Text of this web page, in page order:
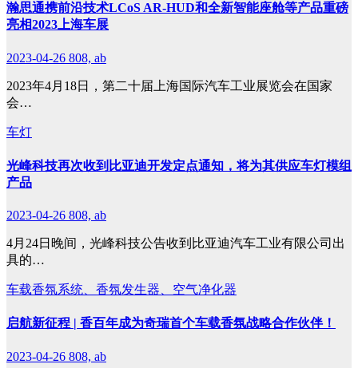
瀚思通携前沿技术LCoS AR-HUD和全新智能座舱等产品重磅
亮相2023上海车展
2023-04-26 808, ab
2023年4月18日，第二十届上海国际汽车工业展览会在国家
会…
车灯
光峰科技再次收到比亚迪开发定点通知，将为其供应车灯模组
产品
2023-04-26 808, ab
4月24日晚间，光峰科技公告收到比亚迪汽车工业有限公司出
具的…
车载香氛系统、香氛发生器、空气净化器
启航新征程 | 香百年成为奇瑞首个车载香氛战略合作伙伴！
2023-04-26 808, ab